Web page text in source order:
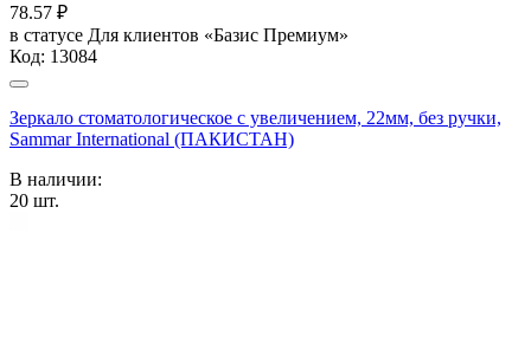
78.57 ₽
в статусе Для клиентов «Базис Премиум»
Код: 13084
Зеркало стоматологическое с увеличением, 22мм, без ручки,
Sammar International (ПАКИСТАН)
В наличии:
20 шт.